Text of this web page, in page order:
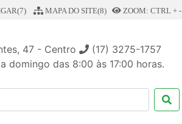
MAPA DO SITE(8) ZOOM: CTRL + -
47 - Centro
(17) 3275-1757
domingo das 8:00 às 17:00 horas.